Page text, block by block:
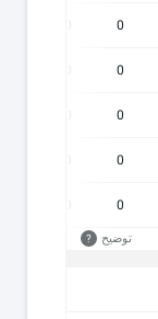
0
0
0
0
0
توضيح ?